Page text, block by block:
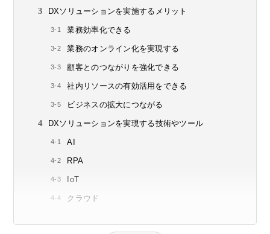
DXソリューションを実施するメリット
業務効率化できる
業務のオンライン化を実現する
顧客とのつながりを強化できる
社内リソースの有効活用をできる
ビジネスの拡大につながる
DXソリューションを実現する技術やツール
AI
RPA
IoT
クラウド